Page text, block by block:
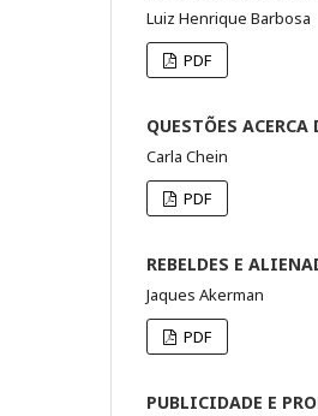
Luiz Henrique Barbosa
PDF
QUESTÕES
Carla Chein
PDF
REBELDES E
Jaques Akerman
PDF
PUBLICIDADE E